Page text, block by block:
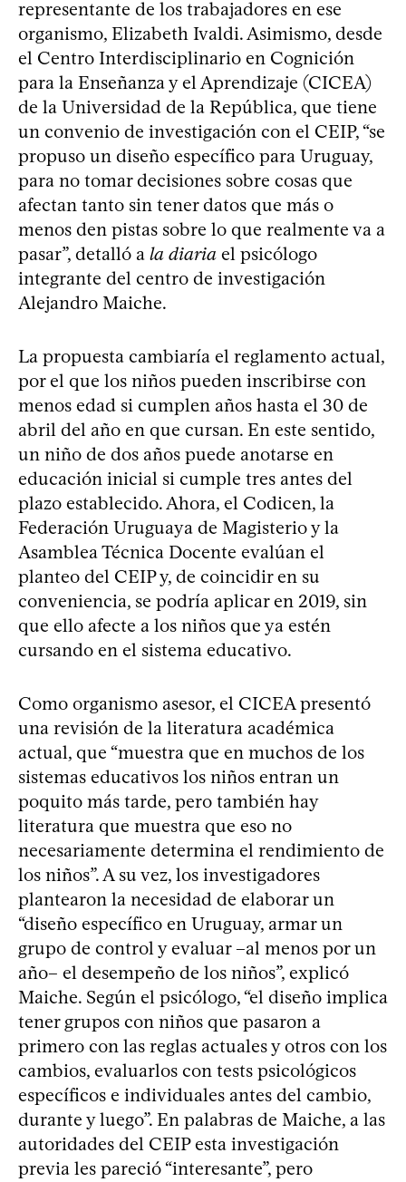
representante de los trabajadores en ese
organismo, Elizabeth Ivaldi. Asimismo, desde
el Centro Interdisciplinario en Cognición
para la Enseñanza y el Aprendizaje (CICEA)
de la Universidad de la República, que tiene
un convenio de investigación con el CEIP, “se
propuso un diseño específico para Uruguay,
para no tomar decisiones sobre cosas que
afectan tanto sin tener datos que más o
menos den pistas sobre lo que realmente va a
pasar”, detalló a la diaria el psicólogo
integrante del centro de investigación
Alejandro Maiche.
La propuesta cambiaría el reglamento actual,
por el que los niños pueden inscribirse con
menos edad si cumplen años hasta el 30 de
abril del año en que cursan. En este sentido,
un niño de dos años puede anotarse en
educación inicial si cumple tres antes del
plazo establecido. Ahora, el Codicen, la
Federación Uruguaya de Magisterio y la
Asamblea Técnica Docente evalúan el
planteo del CEIP y, de coincidir en su
conveniencia, se podría aplicar en 2019, sin
que ello afecte a los niños que ya estén
cursando en el sistema educativo.
Como organismo asesor, el CICEA presentó
una revisión de la literatura académica
actual, que “muestra que en muchos de los
sistemas educativos los niños entran un
poquito más tarde, pero también hay
literatura que muestra que eso no
necesariamente determina el rendimiento de
los niños”. A su vez, los investigadores
plantearon la necesidad de elaborar un
“diseño específico en Uruguay, armar un
grupo de control y evaluar –al menos por un
año– el desempeño de los niños”, explicó
Maiche. Según el psicólogo, “el diseño implica
tener grupos con niños que pasaron a
primero con las reglas actuales y otros con los
cambios, evaluarlos con tests psicológicos
específicos e individuales antes del cambio,
durante y luego”. En palabras de Maiche, a las
autoridades del CEIP esta investigación
previa les pareció “interesante”, pero